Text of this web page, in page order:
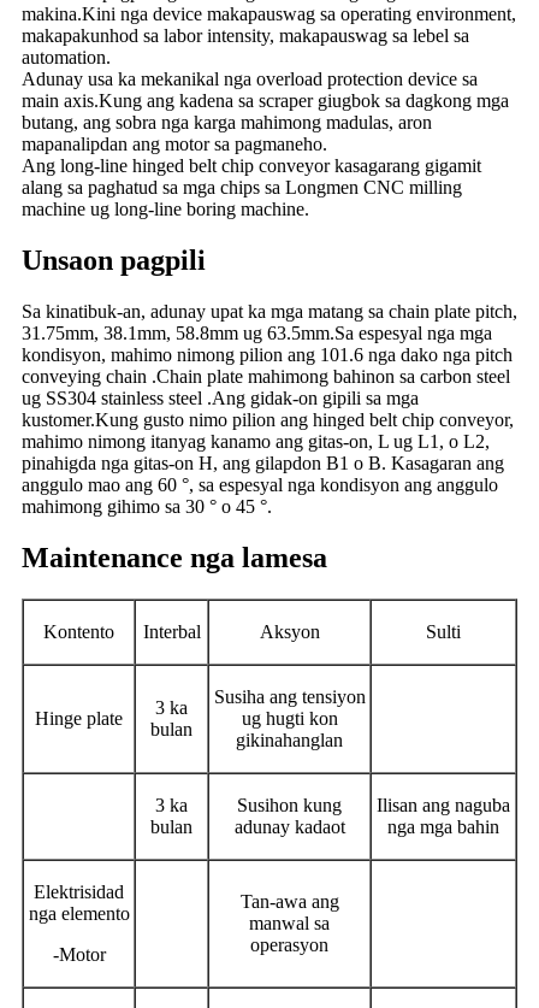
makina.Kini nga device makapauswag sa operating environment,
makapakunhod sa labor intensity, makapauswag sa lebel sa
automation.
Adunay usa ka mekanikal nga overload protection device sa
main axis.Kung ang kadena sa scraper giugbok sa dagkong mga
butang, ang sobra nga karga mahimong madulas, aron
mapanalipdan ang motor sa pagmaneho.
Ang long-line hinged belt chip conveyor kasagarang gigamit
alang sa paghatud sa mga chips sa Longmen CNC milling
machine ug long-line boring machine.
Unsaon pagpili
Sa kinatibuk-an, adunay upat ka mga matang sa chain plate pitch,
31.75mm, 38.1mm, 58.8mm ug 63.5mm.Sa espesyal nga mga
kondisyon, mahimo nimong pilion ang 101.6 nga dako nga pitch
conveying chain .Chain plate mahimong bahinon sa carbon steel
ug SS304 stainless steel .Ang gidak-on gipili sa mga
kustomer.Kung gusto nimo pilion ang hinged belt chip conveyor,
mahimo nimong itanyag kanamo ang gitas-on, L ug L1, o L2,
pinahigda nga gitas-on H, ang gilapdon B1 o B. Kasagaran ang
anggulo mao ang 60 °, sa espesyal nga kondisyon ang anggulo
mahimong gihimo sa 30 ° o 45 °.
Maintenance nga lamesa
Kontento Interbal Aksyon Sulti
Hinge plate
3 ka
bulan
Susiha ang tensiyon
ug hugti kon
gikinahanglan
3 ka
bulan
Susihon kung
adunay kadaot
Ilisan ang naguba
nga mga bahin
Elektrisidad
nga elemento
-Motor
Tan-awa ang
manwal sa
operasyon